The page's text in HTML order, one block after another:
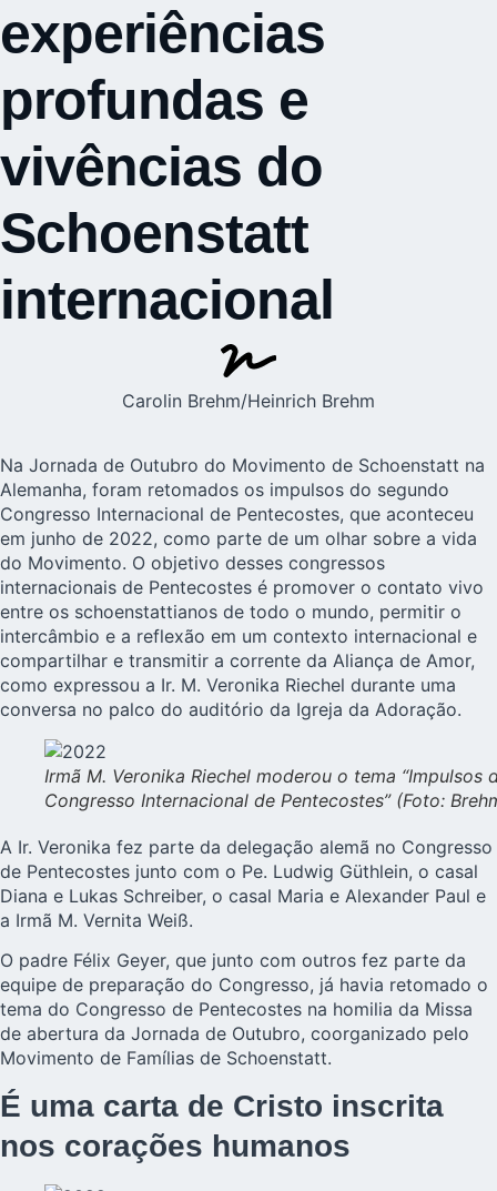
experiências
profundas e
vivências do
Schoenstatt
internacional
Carolin Brehm/Heinrich Brehm
Na Jornada de Outubro do Movimento de Schoenstatt na
Alemanha, foram retomados os impulsos do segundo
Congresso Internacional de Pentecostes, que aconteceu
em junho de 2022, como parte de um olhar sobre a vida
do Movimento. O objetivo desses congressos
internacionais de Pentecostes é promover o contato vivo
entre os schoenstattianos de todo o mundo, permitir o
intercâmbio e a reflexão em um contexto internacional e
compartilhar e transmitir a corrente da Aliança de Amor,
como expressou a Ir. M. Veronika Riechel durante uma
conversa no palco do auditório da Igreja da Adoração.
Irmã M. Veronika Riechel moderou o tema “Impulsos
Congresso Internacional de Pentecostes” (Foto:
A Ir. Veronika fez parte da delegação alemã no Congresso
de Pentecostes junto com o Pe. Ludwig Güthlein, o casal
Diana e Lukas Schreiber, o casal Maria e Alexander Paul e
a Irmã M. Vernita Weiß.
O padre Félix Geyer, que junto com outros fez parte da
equipe de preparação do Congresso, já havia retomado o
tema do Congresso de Pentecostes na homilia da Missa
de abertura da Jornada de Outubro, coorganizado pelo
Movimento de Famílias de Schoenstatt.
É uma carta de Cristo inscrita
nos corações humanos